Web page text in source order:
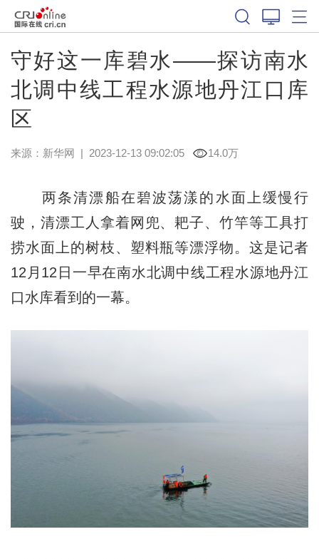
守好这一库碧水——探访南水
北调中线工程水源地丹江口库
区
来源： 新华网 | 2023-12-13 09:02:05 14.0万
两条清漂船在碧波荡漾的水面上缓慢行
驶，清漂工人拿着网兜、耙子、竹竿等工具打
捞水面上的树枝、塑料瓶等漂浮物。这是记者
12月12日一早在南水北调中线工程水源地丹江
口水库看到的一幕。